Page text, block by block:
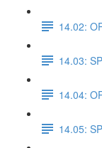
14.02:
14.03:
14.04:
14.05: